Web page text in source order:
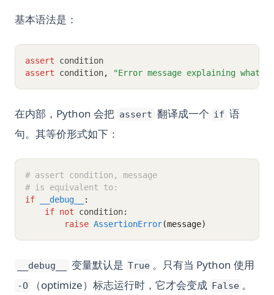
基本语法是：
assert condition
assert condition, "Error message explaining what
在内部，Python 会把 assert 翻译成一个 if 语
句。其等价形式如下：
# assert condition, message
# is equivalent to:
if
__debug__
:
if not condition:
raise AssertionError(message)
__debug__ 变量默认是 True 。只有当 Python 使用
-O （optimize）标志运行时，它才会变成 False 。